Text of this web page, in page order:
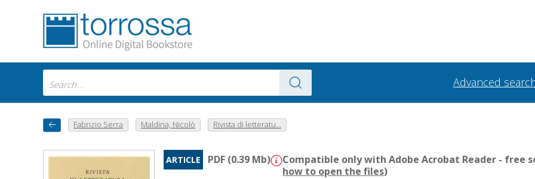
Advanced
Fabrizio Serra Maldina, Nicolò Rivista di letteratu...
ARTICLE PDF (0.39 Mb) Compatible only with Adobe Acrobat Reader - free
how to open the files)